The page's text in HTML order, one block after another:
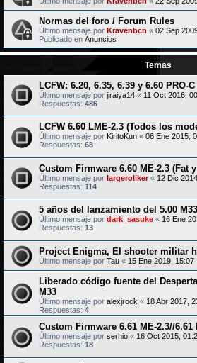
Normas del foro / Forum Rules
Último mensaje por Kravenbcn « 02 Sep
Publicado en Anuncios
Temas
LCFW: 6.20, 6.35, 6.39 y 6.60 PRO-
Último mensaje por jiraiya14 « 11 Oct 2016,
Respuestas: 486
LCFW 6.60 LME-2.3 (Todos los
Último mensaje por KiritoKun « 06 Ene 2015,
Respuestas: 68
Custom Firmware 6.60 ME-2.3 (Fat
Último mensaje por largeroliker« 12 Dic
Respuestas: 114
5 años del lanzamiento del 5.00
Último mensaje por dark_sasuke « 16 Ene
Respuestas: 13
Project Enigma, El shooter militar
Último mensaje por Tau « 15 Ene 2019, 15:07
Liberado código fuente del
M33
Último mensaje por alexjrock « 18 Abr 2017,
Respuestas: 4
Custom Firmware 6.61 ME-2.3//6.61
Último mensaje por serhio « 16 Oct 2015,
Respuestas: 18